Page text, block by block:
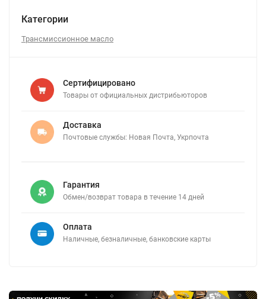
Категории
Трансмиссионное масло
Сертифицировано
Товары от официальных дистрибьюторов
Доставка
Почтовые службы: Новая Почта, Укрпочта
Гарантия
Обмен/возврат товара в течение 14 дней
Оплата
Наличные, безналичные, банковские карты